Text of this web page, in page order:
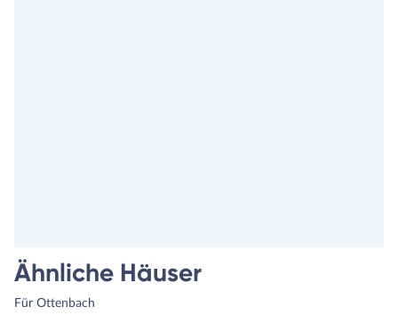
Ähnliche Häuser
Für Ottenbach